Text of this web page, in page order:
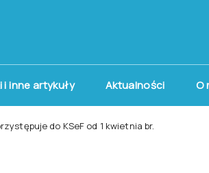
i inne artykuły Aktualności O
do KSeF od 1 kwietnia br.